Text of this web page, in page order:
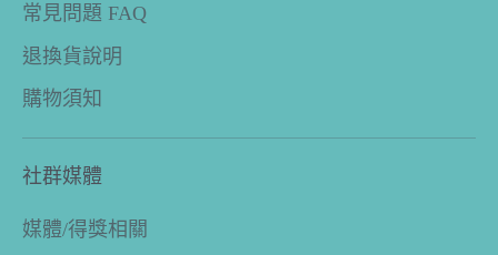
常見問題 FAQ
退換貨說明
購物須知
社群媒體
媒體/得獎相關